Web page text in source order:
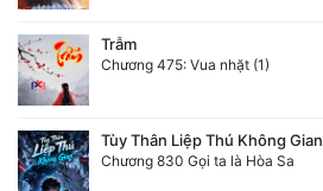
Trẫm
Chương 475: Vua nhặt (1)
Tùy Thân Liệp Thú Không Gian
Chương 830 Gọi ta là Hòa Sa